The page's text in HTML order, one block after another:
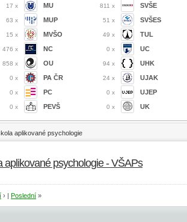
17 x
63 x
15 x
476 x
858 x
0 x
0 x
0 x
MU 811 x
MUP 51 x
MVŠO 49 x
NC 0 x
OU 94 x
PA ČR 24 x
PC 0 x
PEVŠ 0 x
SVŠE
SVŠES
TUL
UC
UHK
UJAK
UJEP
UK
aplikované psychologie
aplikované psychologie - VŠAPs
› | Poslední »